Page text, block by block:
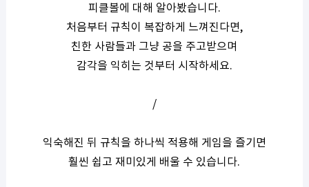
피클볼에 대해 알아봤습니다.
처음부터 규칙이 복잡하게 느껴진다면,
친한 사람들과 그냥 공을 주고받으며
감각을 익히는 것부터 시작하세요.
/
익숙해진 뒤 규칙을 하나씩 적용해 게임을 즐기면
훨씬 쉽고 재미있게 배울 수 있습니다.